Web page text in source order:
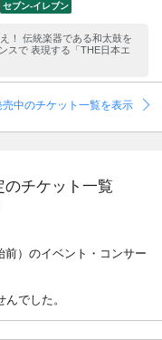
セブン‐イレブン
！ 伝統楽器である和太鼓を
スで 表現する「THE日本エ
中のチケット一覧を表示
チケット一覧
）のイベント・コンサー
でした。